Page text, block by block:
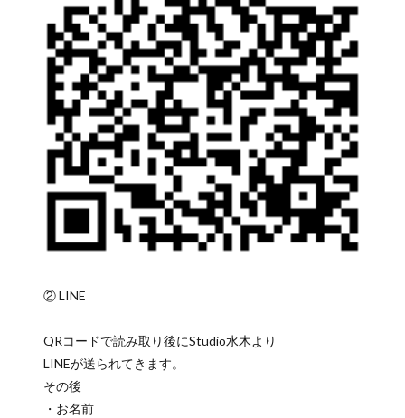
② LINE
QRコードで読み取り後にStudio水木より
LINEが送られてきます。
その後
・お名前